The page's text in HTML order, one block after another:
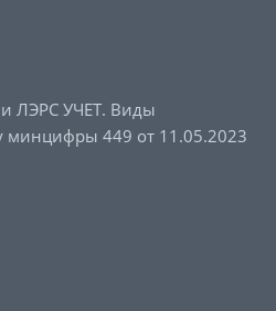
ЛЭРС УЧЕТ. Виды
минцифры 449 от 11.05.2023